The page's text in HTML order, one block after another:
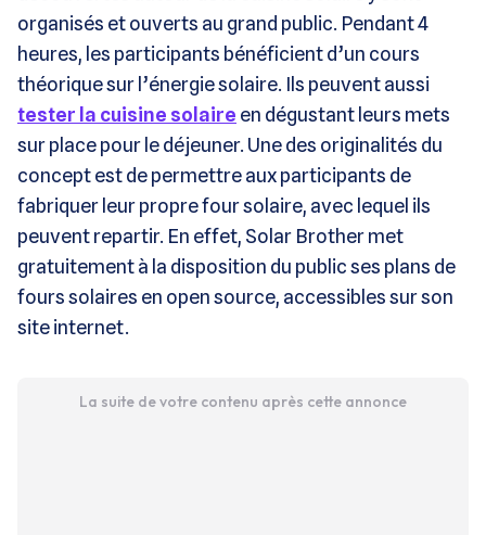
organisés et ouverts au grand public. Pendant 4
heures, les participants bénéficient d’un cours
théorique sur l’énergie solaire. Ils peuvent aussi
tester la cuisine solaire en dégustant leurs mets
sur place pour le déjeuner. Une des originalités du
concept est de permettre aux participants de
fabriquer leur propre four solaire, avec lequel ils
peuvent repartir. En effet, Solar Brother met
gratuitement à la disposition du public ses plans de
fours solaires en open source, accessibles sur son
site internet.
La suite de votre contenu après cette annonce